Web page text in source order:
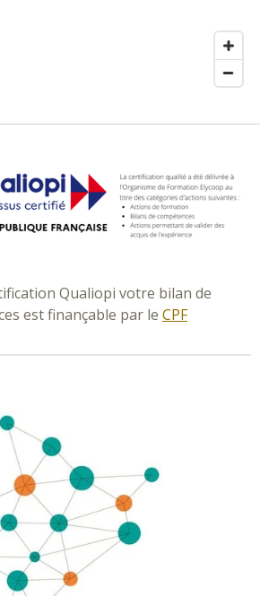
Qualiopi votre bilan de
est finançable par le CPF